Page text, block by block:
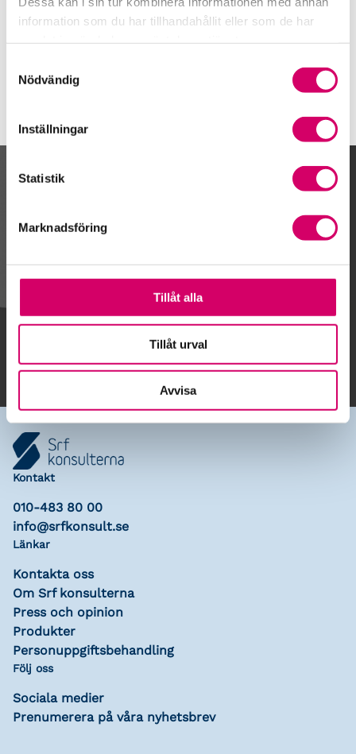
information som du har tillhandahållit eller som de har
Nödvändig
Inställningar
Statistik
Marknadsföring
Tillåt alla
Tillåt urval
Avvisa
Skicka e-post
070-924 30 43
Bankeryd
Kalendarium
Gå till kalendariet
Lägg till i kalender
Kontakt
010-483 80 00
info@srfkonsult.se
Länkar
Kontakta oss
Om Srf konsulterna
Press och opinion
Produkter
Personuppgiftsbehandling
Följ oss
Sociala medier
Prenumerera på våra nyhetsbrev